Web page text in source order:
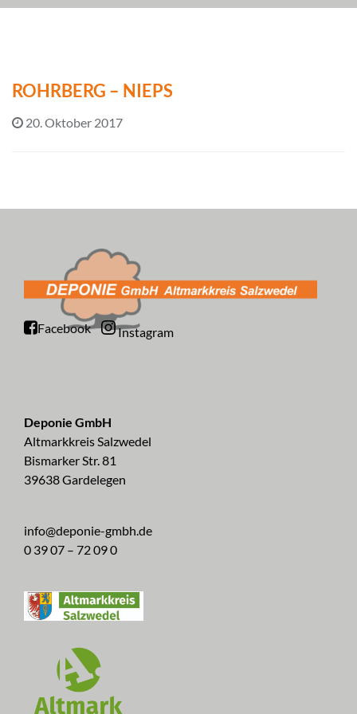
ROHRBERG – NIEPS
20. Oktober 2017
Facebook Instagram
Deponie GmbH
Altmarkkreis Salzwedel
Bismarker Str. 81
39638 Gardelegen
info@deponie-gmbh.de
0 39 07 – 72 09 0